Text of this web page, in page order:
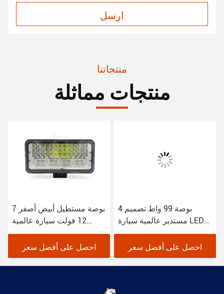
ارسل
منتجاتنا
منتجات مماثلة
7 بوصة مستطيل أبيض أصفر
12 فولت سيارة عالمية
مضيئة أضواء العمل
احصل على أفضل سعر
4 بوصة 99 واط تصميم
مستدير عالمية سيارة LED
أضواء العمل للشاحنة
احصل على أفضل سعر